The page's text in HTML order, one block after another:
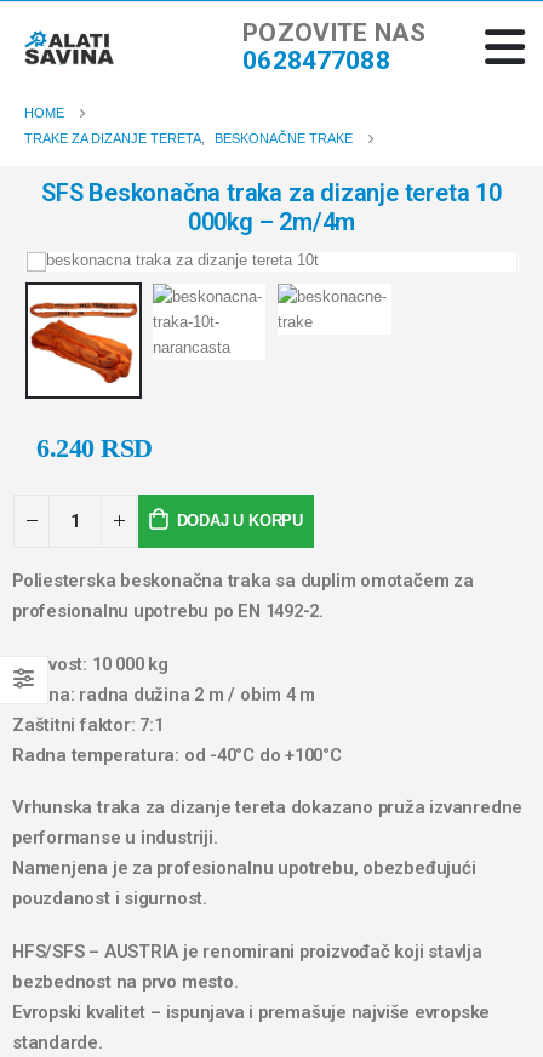
POZOVITE NAS
0628477088
HOME
TRAKE ZA DIZANJE TERETA
BESKONAČNE TRAKE
SFS Beskonačna traka za dizanje tereta 10
000kg – 2m/4m
6.240RSD
DODAJ U KORPU
Poliesterska beskonačna traka sa duplim omotačem za
profesionalnu upotrebu po EN 1492-2.
Nosivost: 10 000 kg
Dužina: radna dužina 2 m / obim 4 m
Zaštitni faktor: 7:1
Radna temperatura: od -40°C do +100°C
Vrhunska traka za dizanje tereta dokazano pruža izvanredne
performanse u industriji.
Namenjena je za profesionalnu upotrebu, obezbeđujući
pouzdanost i sigurnost.
HFS/SFS – AUSTRIA je renomirani proizvođač koji stavlja
bezbednost na prvo mesto.
Evropski kvalitet – ispunjava i premašuje najviše evropske
standarde.